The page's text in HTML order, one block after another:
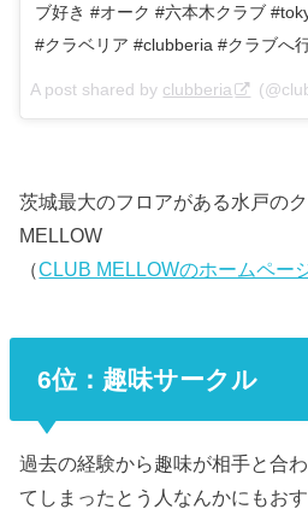
ブ好き #オーク #六本木クラブ
#クラベリア #clubberia #クラブへ
A post shared by clubberia
茨城最大のフロアがある水戸の
MELLOW
（CLUB MELLOWのホームペー
6位：趣味サークル
過去の経験から趣味が相手と合
てしまったとう人なんかにもお